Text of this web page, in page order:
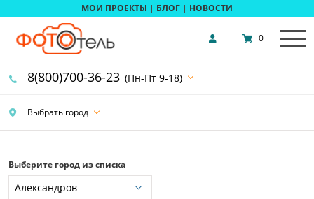
МОИ ПРОЕКТЫ | БЛОГ | НОВОСТИ
Выбрать город
8(800)700-36-23 (Пн-Пт 9-18)
0
Выберите город из списка